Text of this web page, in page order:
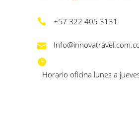
+57 322 405 3131
Horario oficina lunes a